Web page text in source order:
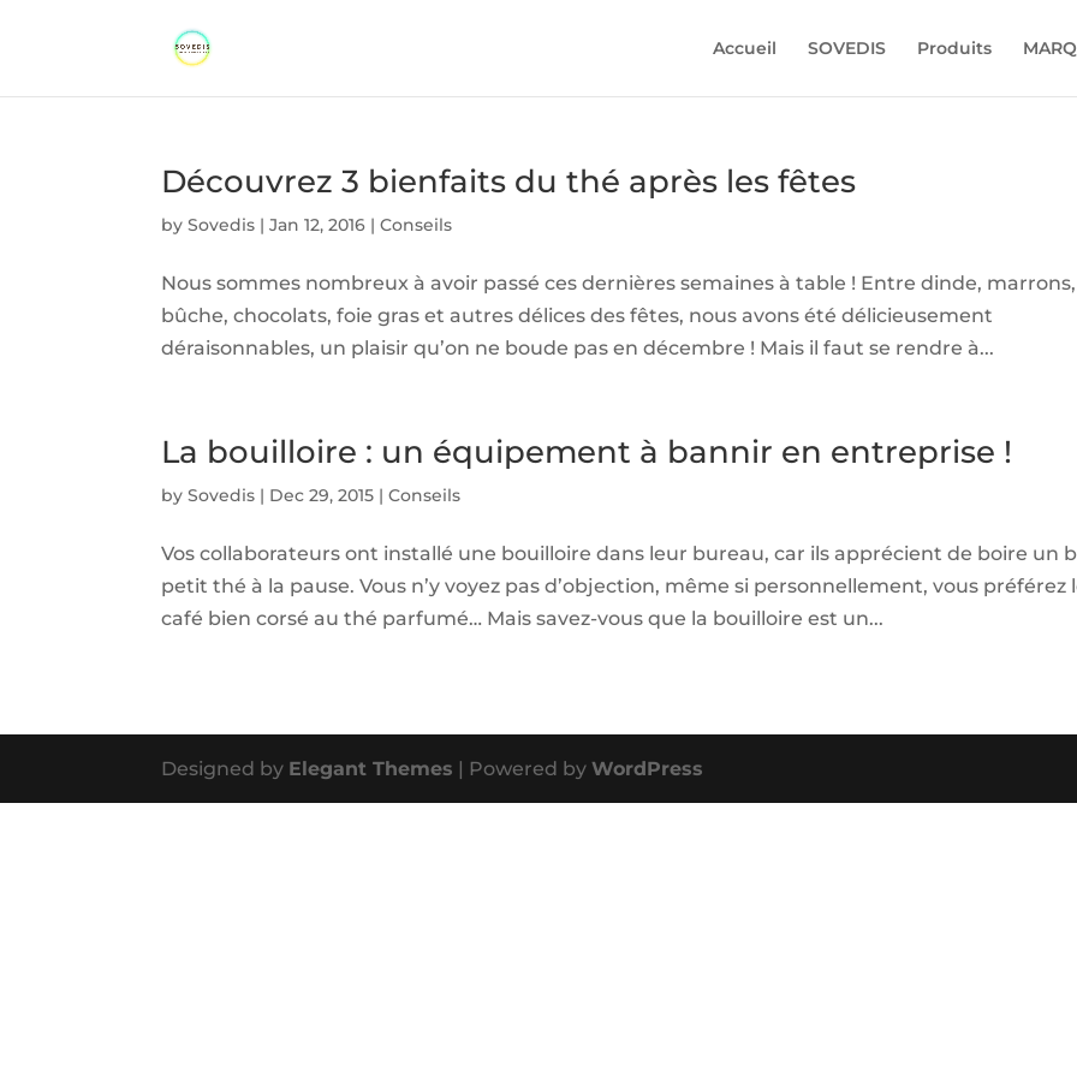
Accueil SOVEDIS Produits
Découvrez 3 bienfaits du thé après les fêtes
bySovedis |Jan 12, 2016 |Conseils
Nous sommes nombreux à avoir passé ces dernières semaines à table ! Entre dinde, marrons,
bûche, chocolats, foie gras et autres délices des fêtes, nous avons été délicieusement
déraisonnables, un plaisir qu’on ne boude pas en décembre ! Mais il faut se rendre à...
La bouilloire : un équipement à bannir en entreprise !
bySovedis | Dec 29, 2015 |Conseils
Vos collaborateurs ont installé une bouilloire dans leur bureau, car ils apprécient de boire un
petit thé à la pause. Vous n’y voyez pas d’objection, même si personnellement, vous préférez
café bien corsé au thé parfumé… Mais savez-vous que la bouilloire est un...
Designed by Elegant Themes | Powered byWordPress